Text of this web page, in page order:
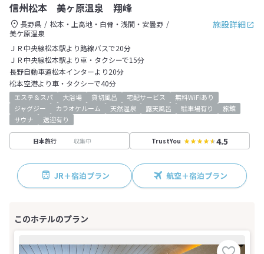
信州松本 美ヶ原温泉 翔峰
施設詳細
長野県
松本・上高地・白骨・浅間・安曇野
美ケ原温泉
ＪＲ中央線松本駅より路線バスで20分
ＪＲ中央線松本駅より車・タクシーで15分
長野自動車道松本インターより20分
松本空港より車・タクシーで40分
エステ＆スパ 大浴場 貸切風呂 宅配サービス
無料WiFiあり
ジャグジー
カラオケルーム 天然温泉 露天風呂 駐車場有り
旅館
サウナ
送迎有り
日本旅行 収集中 TrustYou 4.5
JR＋宿泊プラン 航空＋宿泊プラン